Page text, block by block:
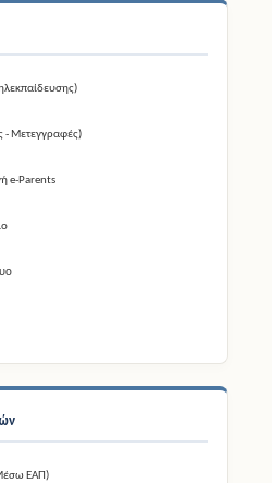
- Μετεγγραφές)
e-Parents
ΕΑΠ)